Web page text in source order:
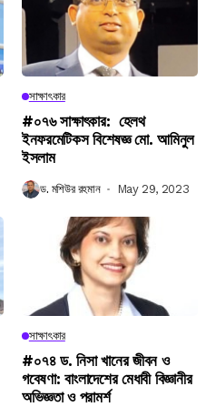
সাক্ষাৎকার
#০৭৬ সাক্ষাৎকার: হেলথ
ইনফরমেটিকস বিশেষজ্ঞ মো. আমিনুল
ইসলাম
ড. মশিউর রহমান May 29, 2023
সাক্ষাৎকার
#০৭৪ ড. নিসা খানের জীবন ও
গবেষণা: বাংলাদেশের মেধাবী বিজ্ঞানীর
অভিজ্ঞতা ও পরামর্শ